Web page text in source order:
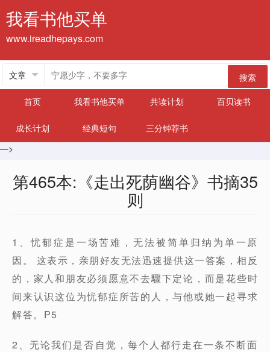
我看书他买单
www.ireadhepays.com
搜索
首页
我看书他买单 共读计划 百贝读书
成长计划 经典短句
三分钟荐书
—>
第465本:《走出死荫幽谷》书摘35
则
1、忧郁症是一场苦难，无法被简单归纳为单一原
因。 这表示，亲朋好友无法迅速提供这一答案，相反
的，家人和朋友必须愿意不去驟下定论，而是花些时
间来认识这位为忧郁症所苦的人，与他或她一起寻求
解答。P5
2、无论我们是否自觉，每个人都行走在一条不断面